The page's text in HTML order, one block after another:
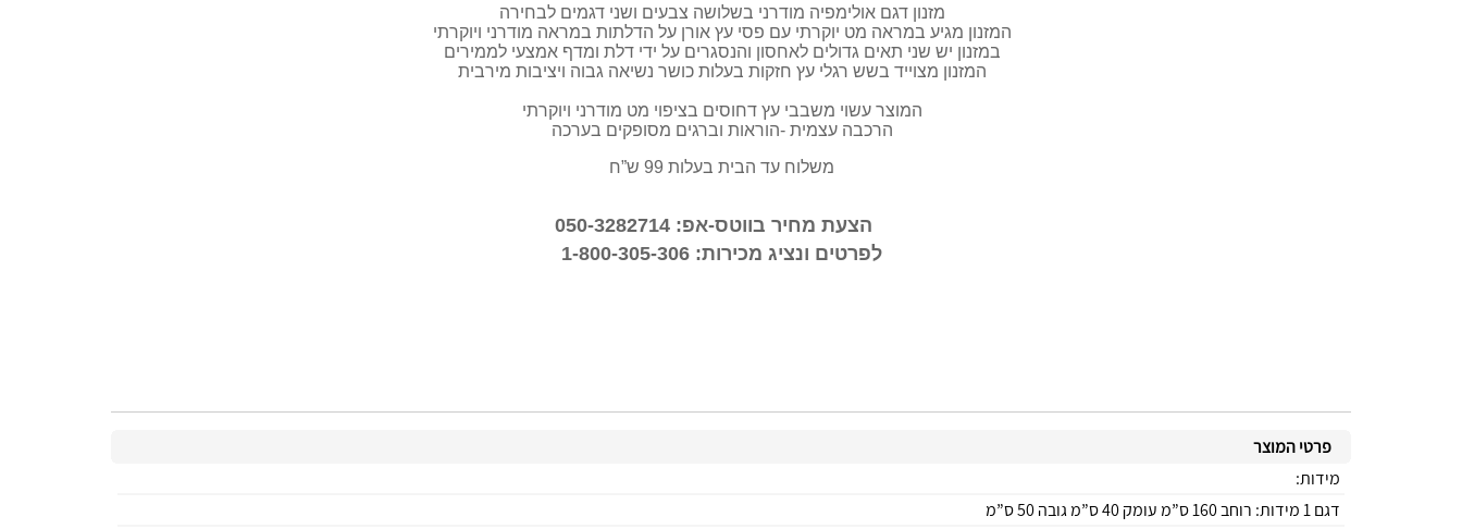
מזנון דגם אולימפיה מודרני בשלושה צבעים ושני דגמים לבחירה
המזנון מגיע במראה מט יוקרתי עם פסי עץ אורן על הדלתות במראה מודרני ויוקרתי
במזנון יש שני תאים גדולים לאחסון והנסגרים על ידי דלת ומדף אמצעי לממירים
המזנון מצוייד בשש רגלי עץ חזקות בעלות כושר נשיאה גבוה ויציבות מירבית
המוצר עשוי משבבי עץ דחוסים בציפוי מט מודרני ויוקרתי
הרכבה עצמית -הוראות וברגים מסופקים בערכה
משלוח עד הבית בעלות 99 ש”ח
הצעת מחיר בווטס-אפ: 050-3282714
לפרטים ונציג מכירות: 1-800-305-306
פרטי המוצר
מידות:
דגם 1 מידות: רוחב 160 ס”מ עומק 40 ס”מ גובה 50 ס”מ